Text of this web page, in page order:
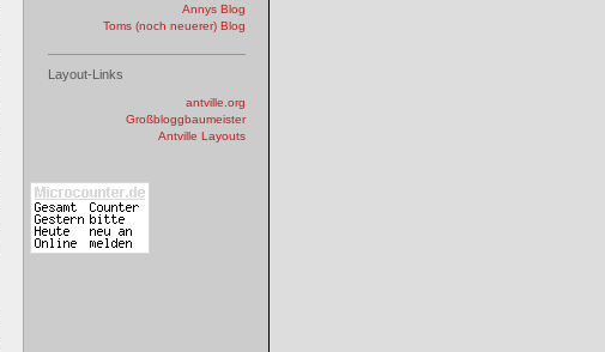
Annys Blog
Toms (noch neuerer) Blog
Layout-Links
antville.org
Großbloggbaumeister
Antville Layouts